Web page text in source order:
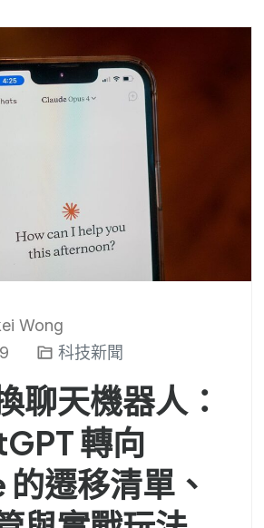
Wong
科技新聞
聊天機器人：
轉向
遷移清單、